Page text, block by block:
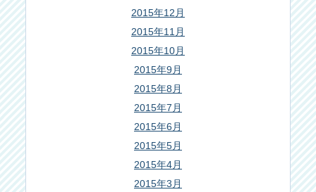
2015年12月
2015年11月
2015年10月
2015年9月
2015年8月
2015年7月
2015年6月
2015年5月
2015年4月
2015年3月